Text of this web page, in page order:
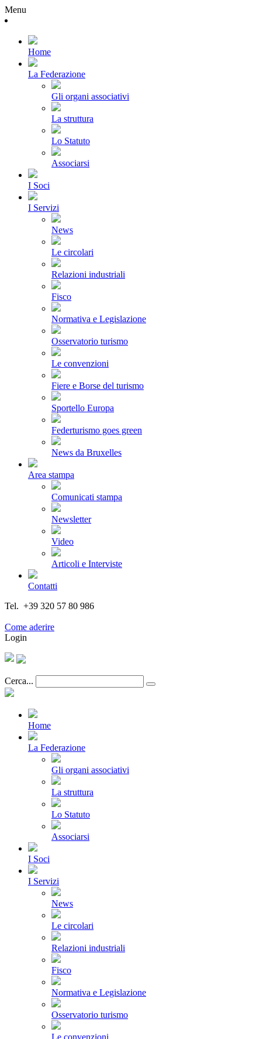
Menu
Home
La Federazione
Gli organi associativi
La struttura
Lo Statuto
Associarsi
I Soci
I Servizi
News
Le circolari
Relazioni industriali
Fisco
Normativa e Legislazione
Osservatorio turismo
Le convenzioni
Fiere e Borse del turismo
Sportello Europa
Federturismo goes green
News da Bruxelles
Area stampa
Comunicati stampa
Newsletter
Video
Articoli e Interviste
Contatti
Tel. +39 320 57 80 986
Come aderire
Login
Cerca...
Home
La Federazione
Gli organi associativi
La struttura
Lo Statuto
Associarsi
I Soci
I Servizi
News
Le circolari
Relazioni industriali
Fisco
Normativa e Legislazione
Osservatorio turismo
Le convenzioni